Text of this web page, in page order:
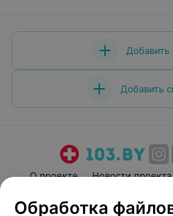
Добавить
О проекте Новости проекта
Обработка